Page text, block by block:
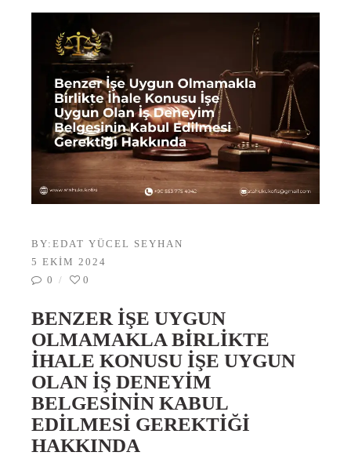
BY: EDAT YÜCEL SEYHAN
5 EKIM 2024
0
0
BENZER İŞE UYGUN
OLMAMAKLA BIRLIKTE
İHALE KONUSU İŞE UYGUN
OLAN İŞ DENEYIM
BELGESININ KABUL
EDILMESI GEREKTIĞI
HAKKINDA